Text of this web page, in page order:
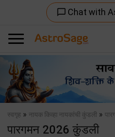
chat_bubble_outline Chat with
Previous
स्वगृह » नायक किव्हा नायकांची कुंडली »
पारगमन 2026 कुंडली